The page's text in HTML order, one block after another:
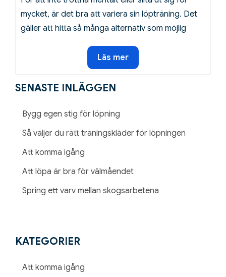
mycket, är det bra att variera sin löpträning. Det
gäller att hitta så många alternativ som möjlig
Alternativ
löpträning
Läs mer
SENASTE INLÄGGEN
Bygg egen stig för löpning
Så väljer du rätt träningskläder för löpningen
Att komma igång
Att löpa är bra för välmåendet
Spring ett varv mellan skogsarbetena
KATEGORIER
Att komma igång